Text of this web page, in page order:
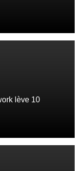
lève 10